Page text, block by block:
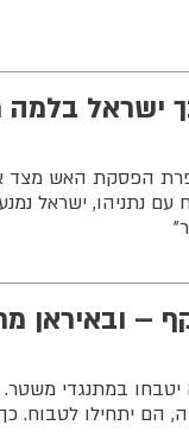
ישראל
הפסקת האש מצד
נתניהו, ישראל
– ובאיראן
במתנגדי משטר.
הם יתחילו לטבוח.